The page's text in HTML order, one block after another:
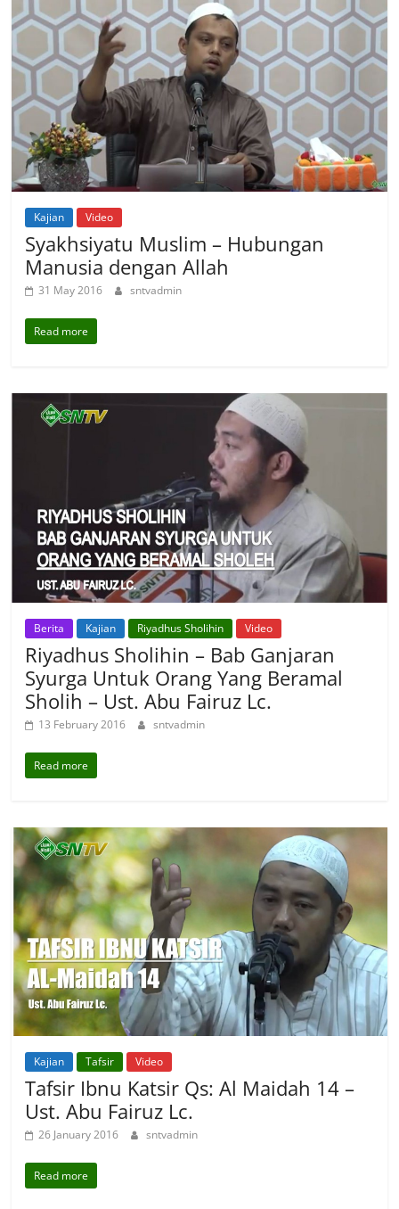
Kajian Video
Syakhsiyatu Muslim – Hubungan
Manusia dengan Allah
31 May 2016 sntvadmin
Read more
Berita Kajian Riyadhus Sholihin Video
Riyadhus Sholihin – Bab Ganjaran
Syurga Untuk Orang Yang Beramal
Sholih – Ust. Abu Fairuz Lc.
13 February 2016 sntvadmin
Read more
Kajian Tafsir Video
Tafsir Ibnu Katsir Qs: Al Maidah 14 –
Ust. Abu Fairuz Lc.
26 January 2016 sntvadmin
Read more